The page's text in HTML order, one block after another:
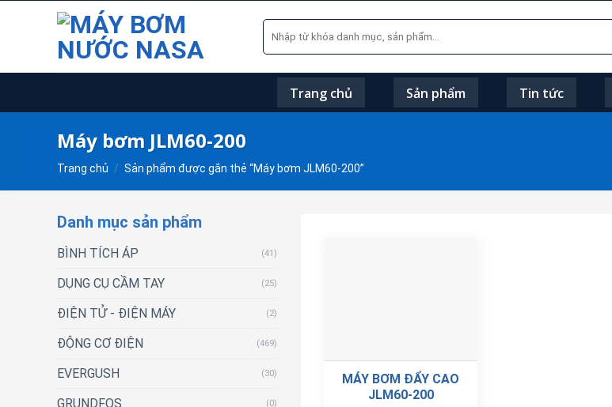
Tìm
kiếm:
Trang chủ Sản phẩm Tin tức
Máy bơm JLM60-200
Trang chủ / Sản phẩm được gắn thẻ “Máy bơm JLM60-200”
Danh mục sản phẩm
BÌNH TÍCH ÁP (41)
DỤNG CỤ CẦM TAY (25)
ĐIỆN TỬ - ĐIỆN MÁY (2)
ĐỘNG CƠ ĐIỆN (469)
EVERGUSH (30)
GRUNDFOS (0)
MÁY BƠM ĐẨY CAO
JLM60-200